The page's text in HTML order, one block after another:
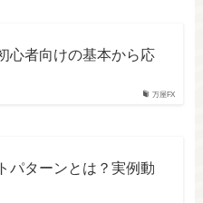
万屋FX
心者向けの基本から応
パターンとは？実例動